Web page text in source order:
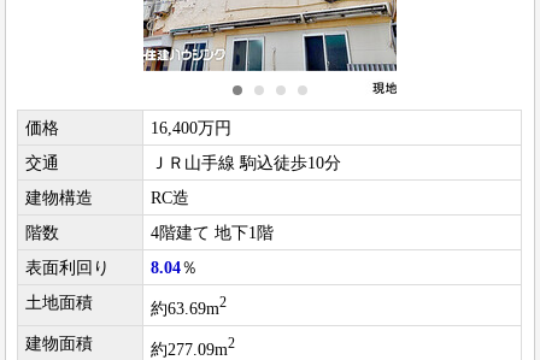
価格
16,400万円
交通
ＪＲ山手線 駒込徒歩10分
建物構造
RC造
階数
4階建て 地下1階
表面利回り
8.04％
土地面積
約63.69m2
建物面積 約277.09m2